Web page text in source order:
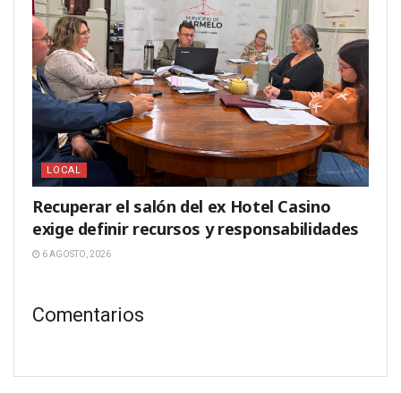
LOCAL
Recuperar el salón del ex Hotel Casino
exige definir recursos y responsabilidades
6 AGOSTO, 2026
Comentarios